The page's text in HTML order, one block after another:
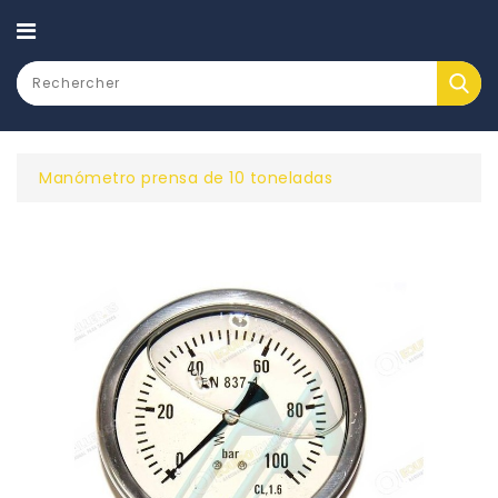
CATEGORY
Manómetro prensa de 10 toneladas